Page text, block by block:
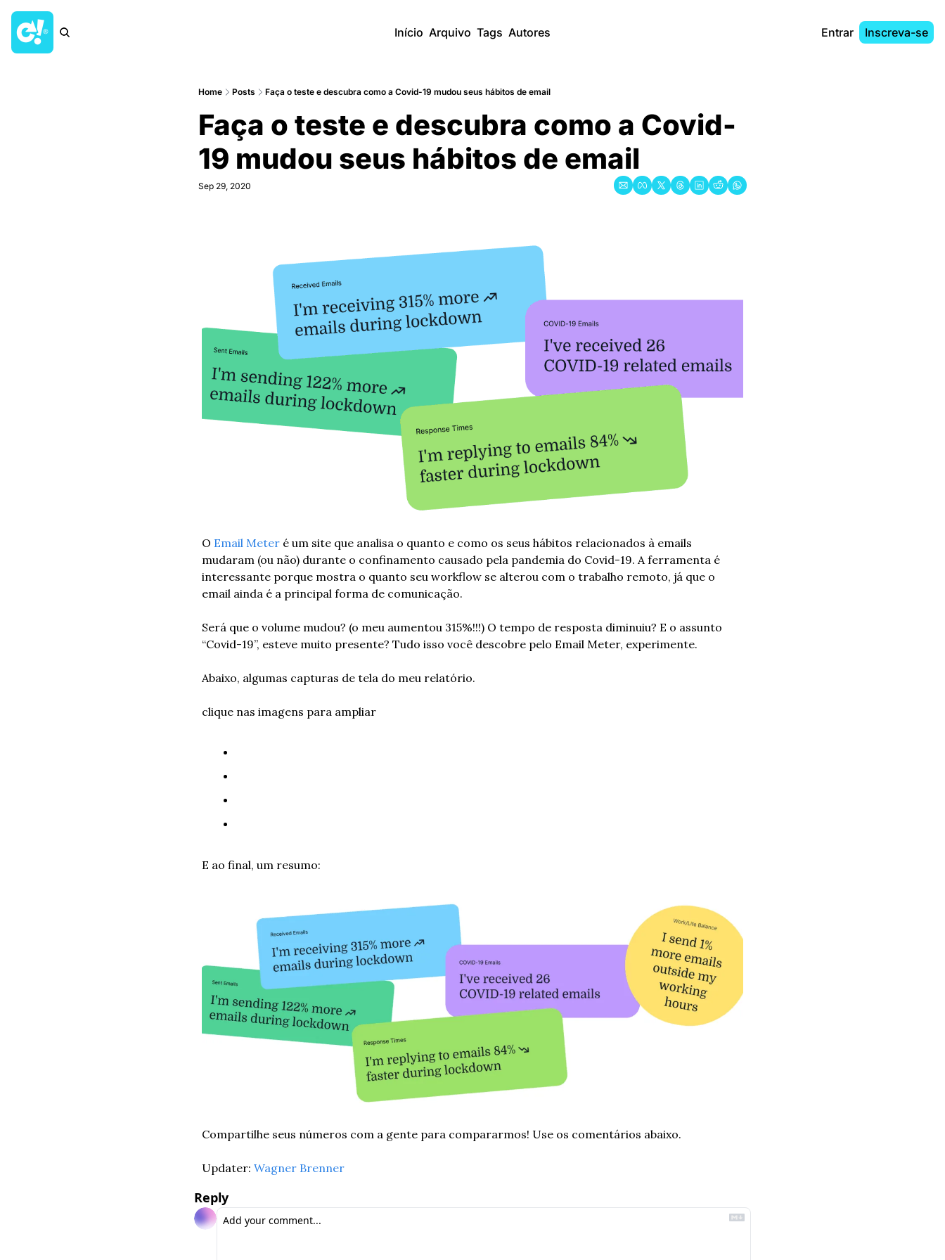
Início Arquivo Tags Autores Entrar Inscreva-se
Home Posts Faça o teste e descubra como a Covid-19 mudou seus hábitos de email
Faça o teste e descubra como a Covid-
19 mudou seus hábitos de email
Sep 29, 2020
O Email Meter é um site que analisa o quanto e como os seus hábitos relacionados à emails
mudaram (ou não) durante o confinamento causado pela pandemia do Covid-19. A ferramenta é
interessante porque mostra o quanto seu workflow se alterou com o trabalho remoto, já que o
email ainda é a principal forma de comunicação.
Será que o volume mudou? (o meu aumentou 315%!!!) O tempo de resposta diminuiu? E o assunto
“Covid-19”, esteve muito presente? Tudo isso você descobre pelo Email Meter, experimente.
Abaixo, algumas capturas de tela do meu relatório.
clique nas imagens para ampliar
E ao final, um resumo:
Compartilhe seus números com a gente para compararmos! Use os comentários abaixo.
Updater: Wagner Brenner
Reply